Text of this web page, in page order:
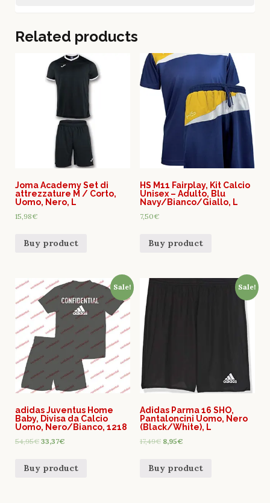
Related products
Joma Academy Set di
attrezzature M / Corto,
Uomo, Nero, L
15,98€
Buy product
HS M11 Fairplay, Kit Calcio
Unisex – Adulto, Blu
Navy/Bianco/Giallo, L
7,50€
Buy product
Sale!
adidas Juventus Home
Baby, Divisa da Calcio
Uomo, Nero/Bianco, 1218
54,95€ 33,37€
Buy product
Sale!
Adidas Parma 16 SHO,
Pantaloncini Uomo, Nero
(Black/White), L
17,49€ 8,95€
Buy product